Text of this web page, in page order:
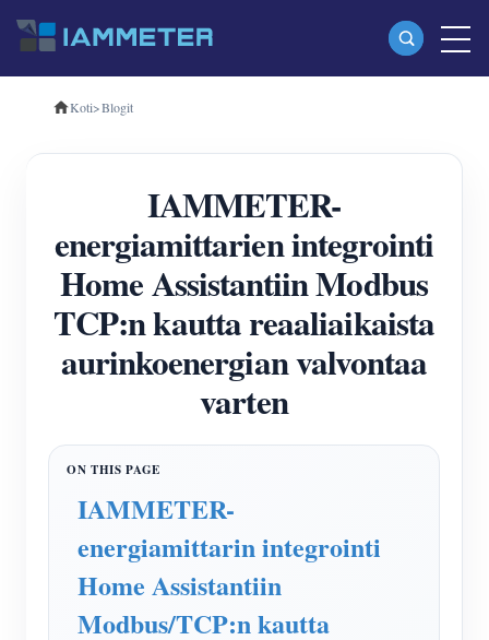
Tuotteet
Kolmivaiheinen Wi-Fi-energiamittari (WEM3080T)
Kolmivaiheinen Wi-Fi-energiamittari (WEM3046T)
Kolmivaiheinen Wi-Fi-energiamittari (WEM3050T)
WiFi-virranohjain
IAMMETER Cloud Pro
Itsepalvelupalvelu
IAMMETER Simulaattori
Virtuaalimittari
Energian ennuste- ja simulointijärjestelmä
Sovellukset
Koti>Blogit
IAMMETER-
energiamittarien integrointi
Home Assistantiin Modbus
TCP:n kautta reaaliaikaista
aurinkoenergian valvontaa
varten
IAMMETER-
energiamittarin integrointi
Home Assistantiin
Modbus/TCP:n kautta